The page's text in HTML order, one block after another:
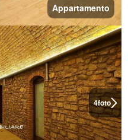
Appartamento
4foto